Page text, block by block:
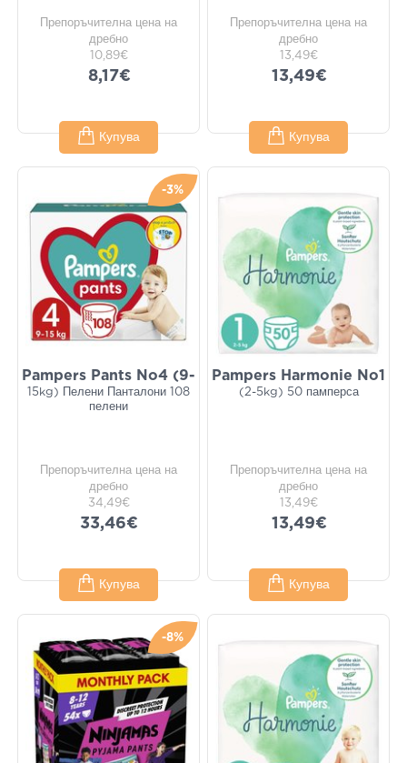
Препоръчителна цена на
дребно
10,89€
8,17€
Купува
Препоръчителна цена на
дребно
13,49€
13,49€
Купува
-3%
Pampers Pants No4 (9-
15kg) Пелени Панталони 108
пелени
Препоръчителна цена на
дребно
34,49€
33,46€
Купува
Pampers Harmonie No1
(2-5kg) 50 памперса
Препоръчителна цена на
дребно
13,49€
13,49€
Купува
-8%